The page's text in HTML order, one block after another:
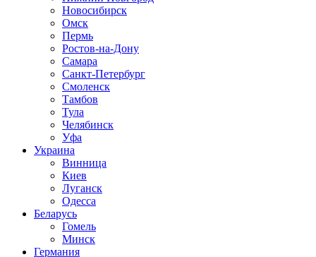
Новосибирск
Омск
Пермь
Ростов-на-Дону
Самара
Санкт-Петербург
Смоленск
Тамбов
Тула
Челябинск
Уфа
Украина
Винница
Киев
Луганск
Одесса
Беларусь
Гомель
Минск
Германия